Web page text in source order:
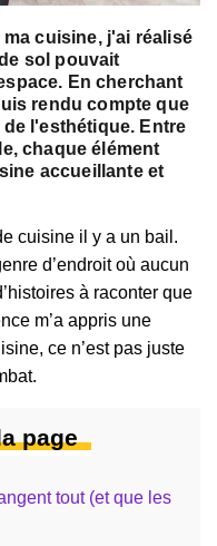
cuisine, j'ai réalisé
sol pouvait
En cherchant
rendu compte que
l'esthétique. Entre
chaque élément
accueillante et
cuisine il y a un bail.
d’endroit où aucun
à raconter que
m’a appris une
ce n’est pas juste
page
tout (et que les